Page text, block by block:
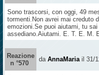
Sono trascorsi, con oggi, 49
tormenti.Non avrei mai creduto
emozioni.Se puoi aiutami, tu
assediano.Aiutami. E. T. E. M.
Reazione
n °570
da AnnaMaria il 31/